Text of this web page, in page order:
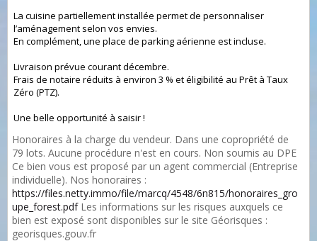
La cuisine partiellement installée permet de personnaliser
l’aménagement selon vos envies.
En complément, une place de parking aérienne est incluse.
Livraison prévue courant décembre.
Frais de notaire réduits à environ 3 % et éligibilité au Prêt à Taux
Zéro (PTZ).
Une belle opportunité à saisir !
Honoraires à la charge du vendeur. Dans une copropriété de
79 lots. Aucune procédure n'est en cours. Non soumis au DPE
Ce bien vous est proposé par un agent commercial (Entreprise
individuelle). Nos honoraires :
https://files.netty.immo/file/marcq/4548/6n815/honoraires_gro
upe_forest.pdfLes informations sur les risques auxquels ce
bien est exposé sont disponibles sur le site Géorisques :
georisques.gouv.fr